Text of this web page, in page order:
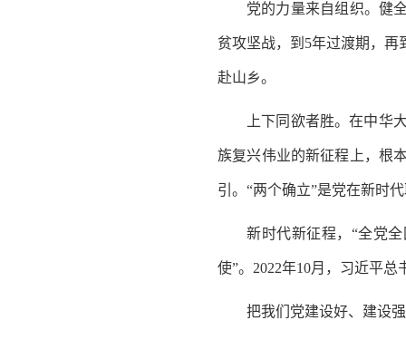
党的力量来自组织。健
贫攻坚战，到5年过渡期，
赴山乡。
上下同欲者胜。在中华
族复兴伟业的新征程上，根
引。“两个确立”是党在新时
新时代新征程，“全党
使”。2022年10月，习近平
把我们党建设好、建设